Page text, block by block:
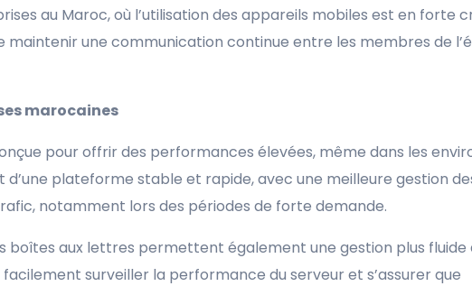
au Maroc, où l’utilisation des appareils mobiles est en forte
une communication continue entre les membres de
marocaines
pour offrir des performances élevées, même dans les
plateforme stable et rapide, avec une meilleure gestion
notamment lors des périodes de forte demande.
boîtes aux lettres permettent également une gestion plus fluide
surveiller la performance du serveur et s’assurer que